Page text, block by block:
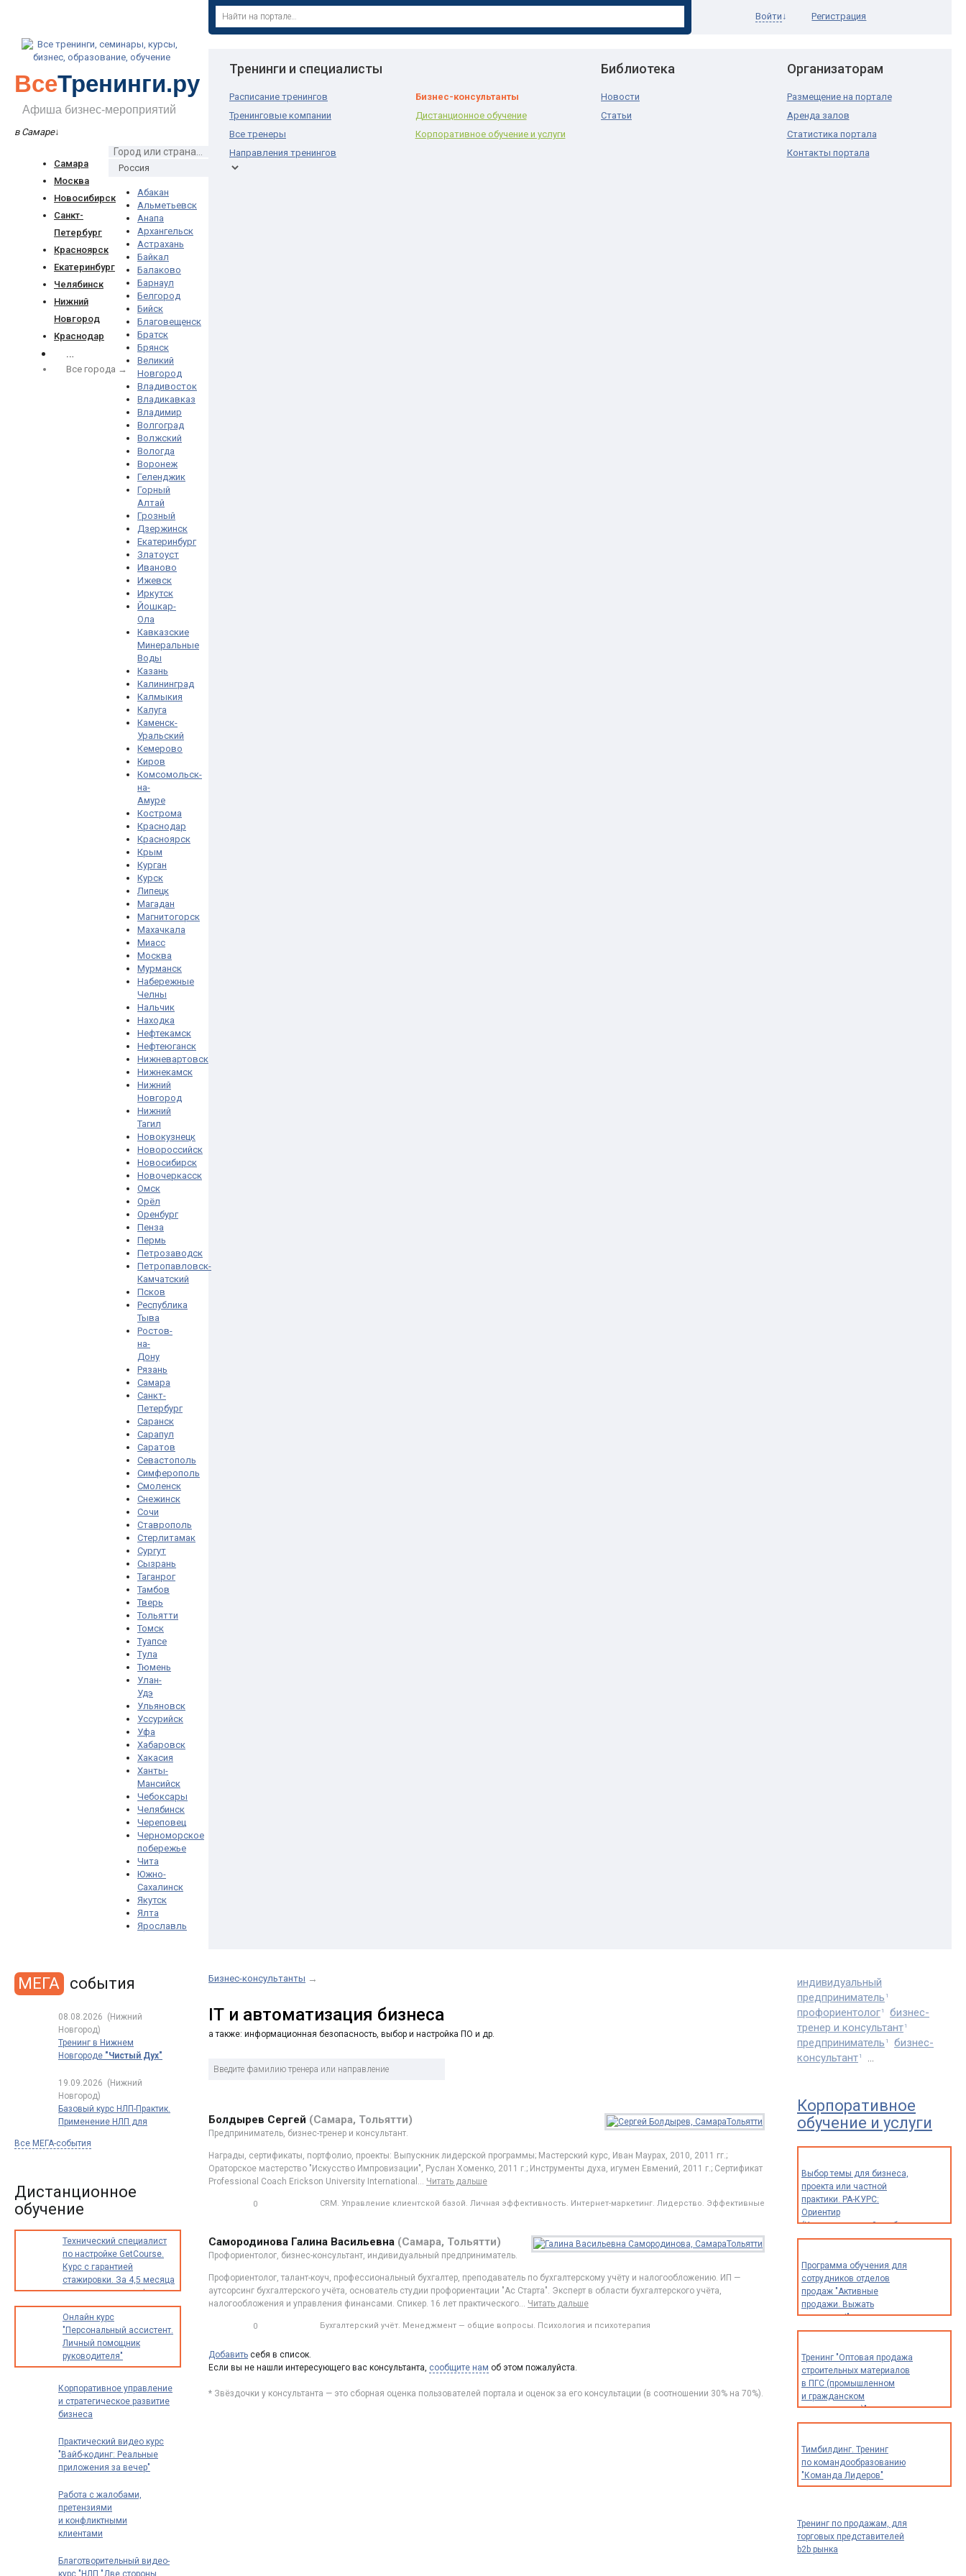
ВсеТренинги.ру
Афиша бизнес-мероприятий
в Самаре↓
Самара
Москва
Новосибирск
Санкт-
Петербург
Красноярск
Екатеринбург
Челябинск
Нижний
Новгород
Краснодар
…
Все города →
Абакан
Альметьевск
Анапа
Архангельск
Астрахань
Байкал
Балаково
Барнаул
Белгород
Бийск
Благовещенск
Братск
Брянск
Великий
Новгород
Владивосток
Владикавказ
Владимир
Волгоград
Волжский
Вологда
Воронеж
Геленджик
Горный
Алтай
Грозный
Дзержинск
Екатеринбург
Златоуст
Иваново
Ижевск
Иркутск
Йошкар-
Ола
Кавказские
Минеральные
Воды
Казань
Калининград
Калмыкия
Калуга
Каменск-
Уральский
Кемерово
Киров
Комсомольск-
на-
Амуре
Кострома
Краснодар
Красноярск
Крым
Курган
Курск
Липецк
Магадан
Магнитогорск
Махачкала
Миасс
Москва
Мурманск
Набережные
Челны
Нальчик
Находка
Нефтекамск
Нефтеюганск
Нижневартовск
Нижнекамск
Нижний
Новгород
Нижний
Тагил
Новокузнецк
Новороссийск
Новосибирск
Новочеркасск
Омск
Орёл
Оренбург
Пенза
Пермь
Петрозаводск
Петропавловск-
Камчатский
Псков
Республика
Тыва
Ростов-
на-
Дону
Рязань
Самара
Санкт-
Петербург
Саранск
Сарапул
Саратов
Севастополь
Симферополь
Смоленск
Снежинск
Сочи
Ставрополь
Стерлитамак
Сургут
Сызрань
Таганрог
Тамбов
Тверь
Тольятти
Томск
Туапсе
Тула
Тюмень
Улан-
Удэ
Ульяновск
Уссурийск
Уфа
Хабаровск
Хакасия
Ханты-
Мансийск
Чебоксары
Челябинск
Череповец
Черноморское
побережье
Чита
Южно-
Сахалинск
Якутск
Ялта
Ярославль
Войти ↓ Регистрация
Тренинги и специалисты
Расписание тренингов
Тренинговые компании
Все тренеры
Направления тренингов
Бизнес-консультанты
Дистанционное обучение
Корпоративное обучение и услуги
Библиотека
Новости
Статьи
Организаторам
Размещение на портале
Аренда залов
Статистика портала
Контакты портала
индивидуальный
предприниматель 1
профориентолог 1
бизнес-
тренер и консультант 1
предприниматель 1
бизнес-
консультант 1 …
Корпоративное
обучение и услуги
Выбор темы для бизнеса,
проекта или частной
практики. РА-КУРС:
Ориентир
(Индивидуальный разбор
опыта и идей для
экспертов
и специалистов)
Программа обучения для
сотрудников отделов
продаж "Активные
продажи. Выжать
максимум!"
Тренинг "Оптовая продажа
строительных материалов
в ПГС (промышленном
и гражданском
строительстве)"
Тимбилдинг. Тренинг
по командообразованию
"Команда Лидеров"
Тренинг по продажам, для
торговых представителей
b2b рынка
Бизнес-консультанты →
IT и автоматизация бизнеса
а также: информационная безопасность, выбор и настройка ПО и др.
Болдырев Сергей (Самара, Тольятти)
Предприниматель, бизнес-тренер и консультант.
Награды, сертификаты, портфолио, проекты: Выпускник лидерской программы; Мастерский курс, Иван Маурах, 2010, 2011 гг.;
Ораторское мастерство "Искусство Импровизации", Руслан Хоменко, 2011 г.; Инструменты духа, игумен Евмений, 2011 г.; Сертификат
Professional Coach Erickson University International … Читать дальше
0
CRM. Управление клиентской базой. Личная эффективность. Интернет-маркетинг. Лидерство. Эффективные переговоры. Тайм-менеджмент.
Самородинова Галина Васильевна (Самара, Тольятти)
Профориентолог, бизнес-консультант, индивидуальный предприниматель.
Профориентолог, талант-коуч, профессиональный бухгалтер, преподаватель по бухгалтерскому учёту и налогообложению. ИП —
аутсорсинг бухгалтерского учёта, основатель студии профориентации "Ас Старта". Эксперт в области бухгалтерского учёта,
налогообложения и управления финансами. Спикер. 16 лет практического… Читать дальше
0
Бухгалтерский учёт. Менеджмент — общие вопросы. Психология и психотерапия
Добавить себя в список.
Если вы не нашли интересующего вас консультанта, сообщите нам об этом пожалуйста.
* Звёздочки у консультанта — это сборная оценка пользователей портала и оценок за его консультации (в соотношении 30% на 70%).
МЕГА события
08.08.2026 (Нижний
Новгород)
Тренинг в Нижнем
Новгороде "Чистый Дух"
19.09.2026 (Нижний
Новгород)
Базовый курс НЛП-Практик.
Применение НЛП для
Полный
по международным
стандартам
Все МЕГА-события
Дистанционное
обучение
Технический специалист
по настройке GetCourse.
Курс с гарантией
стажировки. За 4,5 месяца
освоите новую профессию
с доходом от 30 000
до 70 000 рублей в месяц
Онлайн курс
"Персональный ассистент.
Личный помощник
руководителя"
Корпоративное управление
и стратегическое развитие
бизнеса
Практический видео курс
"Вайб-кодинг: Реальные
приложения за вечер"
Работа с жалобами,
претензиями
и конфликтными
клиентами
Благотворительный видео-
курс "НЛП "Две стороны